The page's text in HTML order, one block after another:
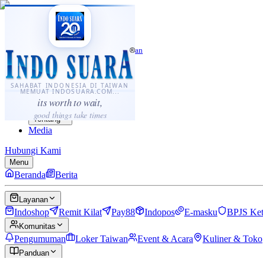
SAHABAT INDONESIA DI TAIWAN
MEMUAT INDOSUARA.COM...
its worth to wait,
good things take times
·...
⌘K
Sahabat Indonesia di Taiwan
Berita
Layanan
Komunitas
Panduan
Tentang
Media
Hubungi Kami
Menu
Beranda Berita
Layanan
Indoshop Remit Kilat Pay88 Indopos E-masku BPJS
Komunitas
Pengumuman Loker Taiwan Event & Acara Kuliner & Toko
Panduan